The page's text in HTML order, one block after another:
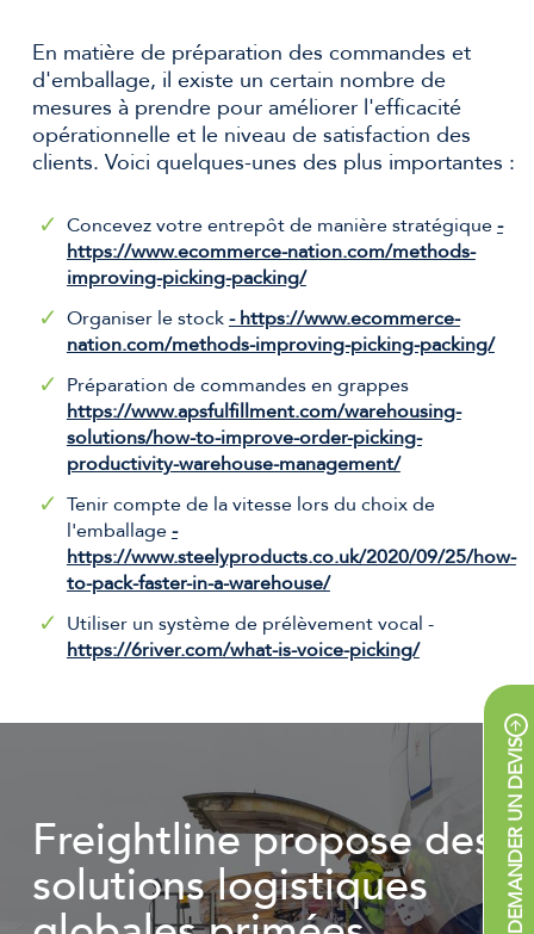
DEMANDER UN DEVIS
En matière de préparation des commandes et
d'emballage, il existe un certain nombre de
mesures à prendre pour améliorer l'efficacité
opérationnelle et le niveau de satisfaction des
clients. Voici quelques-unes des plus importantes :
Concevez votre entrepôt de manière stratégique-
https://www.ecommerce-nation.com/methods-
improving-picking-packing/
Organiser le stock- https://www.ecommerce-
nation.com/methods-improving-picking-packing/
Préparation de commandes en grappes
https://www.apsfulfillment.com/warehousing-
solutions/how-to-improve-order-picking-
productivity-warehouse-management/
Tenir compte de la vitesse lors du choix de
l'emballage-
https://www.steelyproducts.co.uk/2020/09/25/how-
to-pack-faster-in-a-warehouse/
Utiliser un système de prélèvement vocal -
https://6river.com/what-is-voice-picking/
Freightline propose des
solutions logistiques